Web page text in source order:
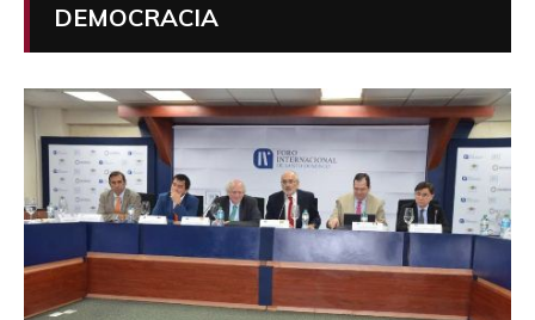
DEMOCRACIA